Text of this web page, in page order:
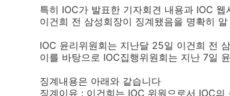
특히 IOC가 발표한 기자회견 내용과 IOC
이건희 전 삼성회장이 징계됐음을 명확히
IOC 윤리위원회는 지난달 25일 이건희 전
이를 바탕으로 IOC집행위원회는 지난 7일
징계내용은 아래와 같습니다
징계이유 : 이건희는 IOC 위원으로서 IOC